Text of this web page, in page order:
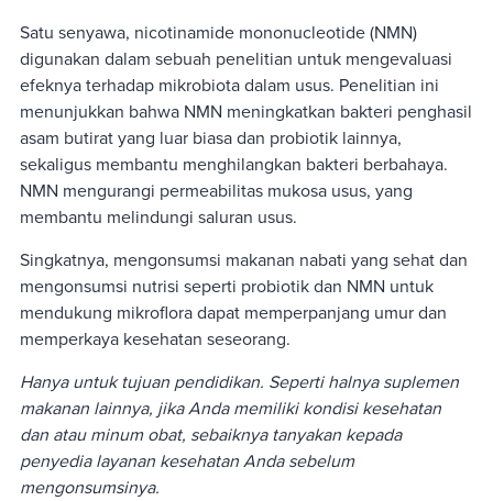
Satu senyawa, nicotinamide mononucleotide (NMN)
digunakan dalam sebuah penelitian untuk mengevaluasi
efeknya terhadap mikrobiota dalam usus. Penelitian ini
menunjukkan bahwa NMN meningkatkan bakteri penghasil
asam butirat yang luar biasa dan probiotik lainnya,
sekaligus membantu menghilangkan bakteri berbahaya.
NMN mengurangi permeabilitas mukosa usus, yang
membantu melindungi saluran usus.
Singkatnya, mengonsumsi makanan nabati yang sehat dan
mengonsumsi nutrisi seperti probiotik dan NMN untuk
mendukung mikroflora dapat memperpanjang umur dan
memperkaya kesehatan seseorang.
Hanya untuk tujuan pendidikan. Seperti halnya suplemen
makanan lainnya, jika Anda memiliki kondisi kesehatan
dan atau minum obat, sebaiknya tanyakan kepada
penyedia layanan kesehatan Anda sebelum
mengonsumsinya.